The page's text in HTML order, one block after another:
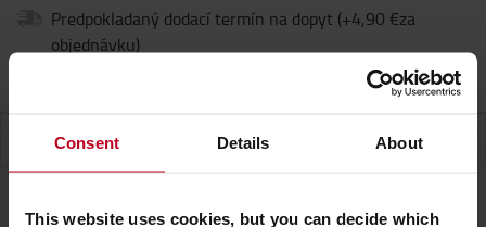
Consent Details About
This website uses cookies, but you can decide which
Predpokladaný dodací termín na dopyt (+4,90 €za
objednávku)
ŠPECIFIKÁCIA